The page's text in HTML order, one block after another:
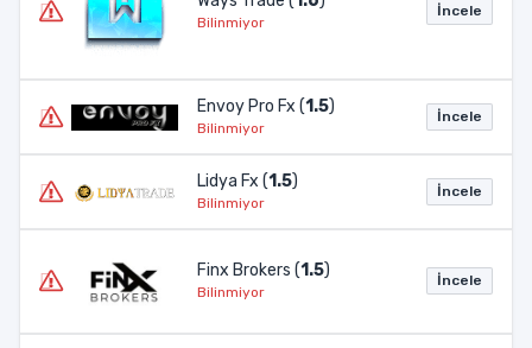
Bilinmiyor
İncele
Envoy Pro Fx (1.5)
Bilinmiyor
İncele
Lidya Fx (1.5)
Bilinmiyor
İncele
Finx Brokers (1.5)
Bilinmiyor
İncele